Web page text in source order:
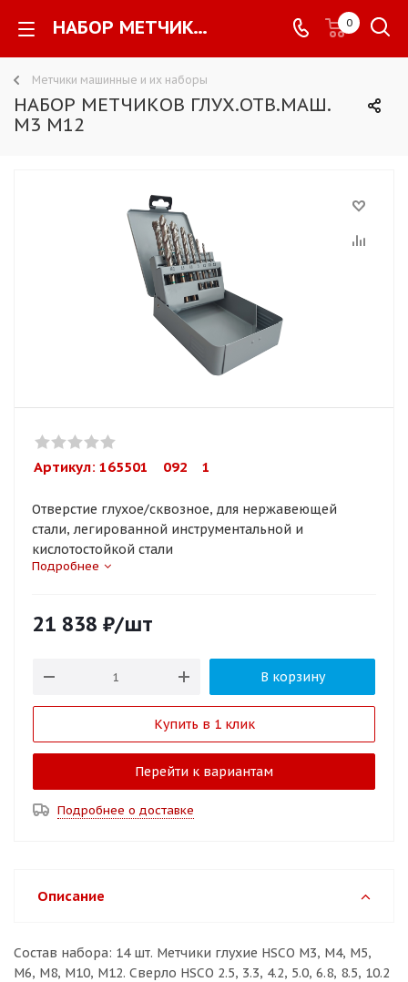
НАБОР МЕТЧИКОВ ГЛУХ.ОТВ.МАШ. M3 M12 - 0
Метчики машинные и их наборы
НАБОР МЕТЧИКОВ ГЛУХ.ОТВ.МАШ.
M3 M12
Артикул: 165501    092    1
Отверстие глухое/сквозное, для нержавеющей
стали, легированной инструментальной и
кислотостойкой стали
Подробнее
21 838 ₽/шт
В корзину
Купить в 1 клик
Перейти к вариантам
Подробнее о доставке
Описание
Состав набора: 14 шт. Метчики глухие HSCO M3, M4, M5,
M6, M8, M10, M12. Сверло HSCO 2.5, 3.3, 4.2, 5.0, 6.8, 8.5, 10.2